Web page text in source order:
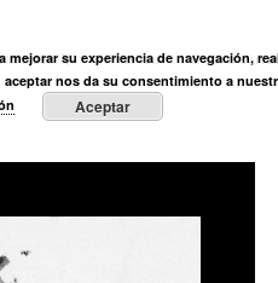
Prensa Entre
su experiencia de navegación,
nos da su consentimiento a
Aceptar